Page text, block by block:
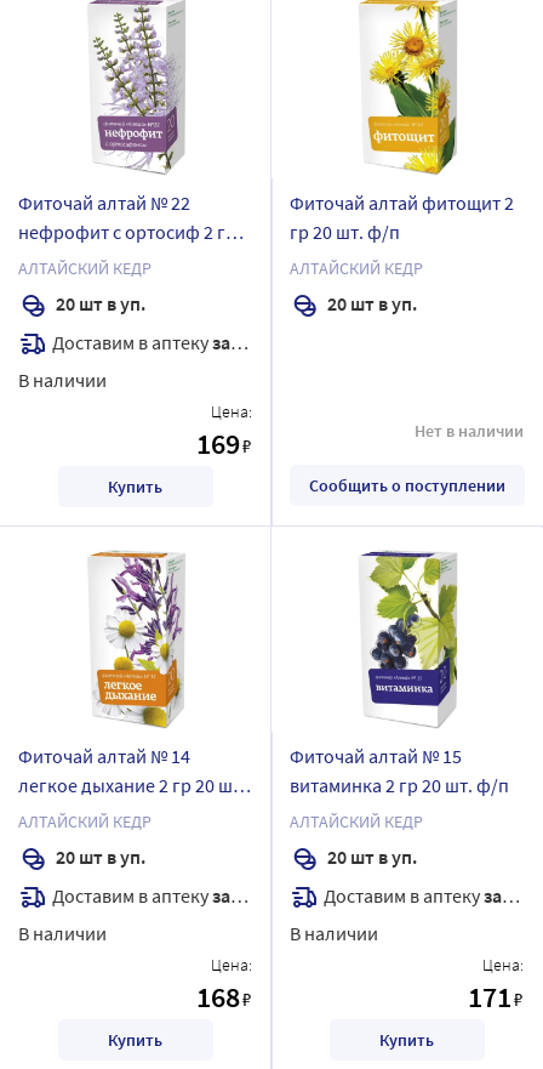
Фиточай алтай № 22
нефрофит с ортосиф 2 гр
20 шт. ф/п
АЛТАЙСКИЙ КЕДР
20 шт в уп.
Доставим в аптекузавтра
В наличии
Цена:
169₽
Купить
Фиточай алтай фитощит 2
гр 20 шт. ф/п
АЛТАЙСКИЙ КЕДР
20 шт в уп.
Нет в наличии
Сообщить о поступлении
Фиточай алтай № 14
легкое дыхание 2 гр 20 шт.
ф/п
АЛТАЙСКИЙ КЕДР
20 шт в уп.
Доставим в аптекузавтра
В наличии
Цена:
168₽
Купить
Фиточай алтай № 15
витаминка 2 гр 20 шт. ф/п
АЛТАЙСКИЙ КЕДР
20 шт в уп.
Доставим в аптекузавтра
В наличии
Цена:
171₽
Купить